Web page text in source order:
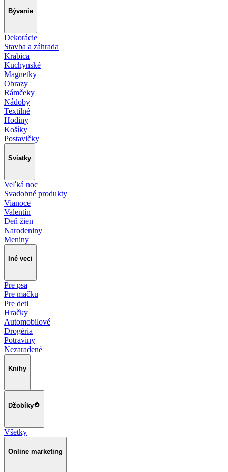
Bývanie
Dekorácie
Stavba a záhrada
Krabica
Kuchynské
Magnetky
Obrazy
Rámčeky
Nádoby
Textilné
Hodiny
Košíky
Postavičky
Sviatky
Veľká noc
Svadobné produkty
Vianoce
Valentín
Deň žien
Narodeniny
Meniny
Iné veci
Pre psa
Pre mačku
Pre deti
Hračky
Automobilové
Drogéria
Potraviny
Nezaradené
Knihy
Džobíky
Všetky
Online marketing